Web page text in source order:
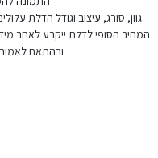
גוון, סורג, עיצוב וגודל הדלת
המחיר הסופי לדלת ייקבע לאחר
ובהתאם